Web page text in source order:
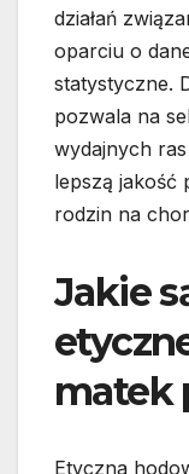
działań
oparciu o
statystyczne.
pozwala na
wydajnych
lepszą jakość
rodzin na
Jakie
matek
Etyczna